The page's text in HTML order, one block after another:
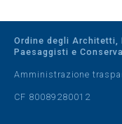
Ordine degli
Paesaggisti e
Amministrazione
CF 80089280012